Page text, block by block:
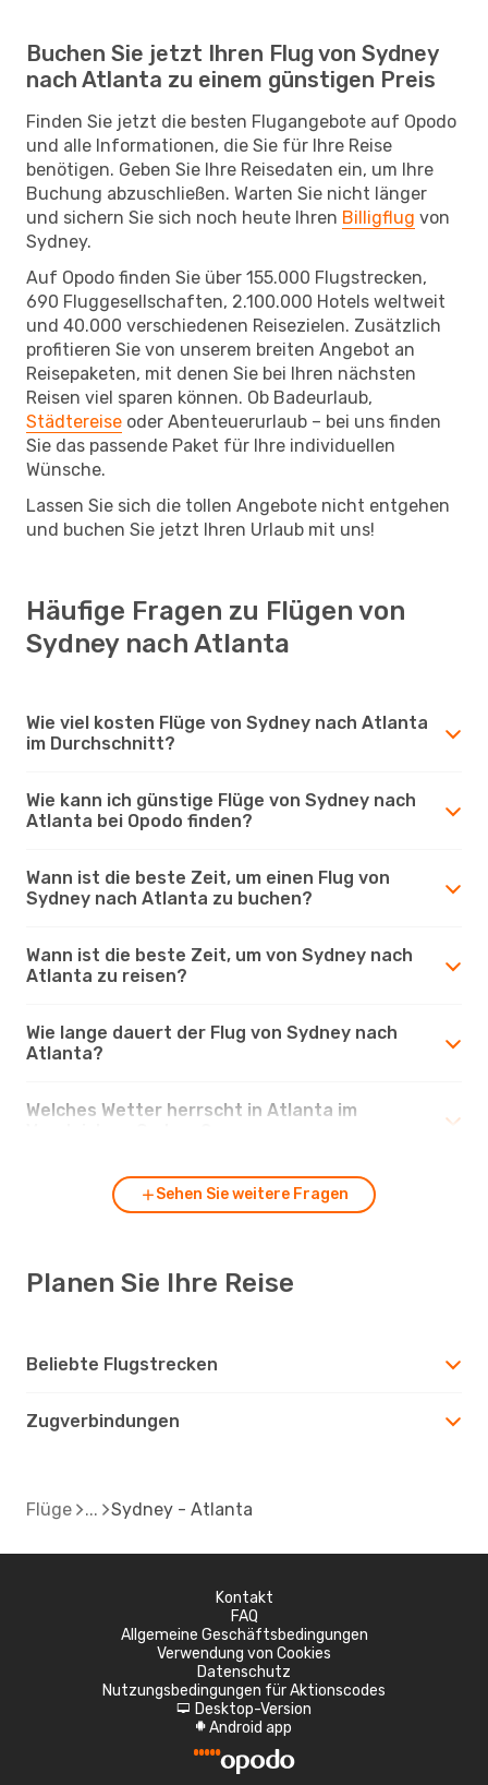
Buchen Sie jetzt Ihren Flug von Sydney
nach Atlanta zu einem günstigen Preis
Finden Sie jetzt die besten Flugangebote auf Opodo
und alle Informationen, die Sie für Ihre Reise
benötigen. Geben Sie Ihre Reisedaten ein, um Ihre
Buchung abzuschließen. Warten Sie nicht länger
und sichern Sie sich noch heute Ihren Billigflug von
Sydney.
Auf Opodo finden Sie über 155.000 Flugstrecken,
690 Fluggesellschaften, 2.100.000 Hotels weltweit
und 40.000 verschiedenen Reisezielen. Zusätzlich
profitieren Sie von unserem breiten Angebot an
Reisepaketen, mit denen Sie bei Ihren nächsten
Reisen viel sparen können. Ob Badeurlaub,
Städtereise oder Abenteuerurlaub – bei uns finden
Sie das passende Paket für Ihre individuellen
Wünsche.
Lassen Sie sich die tollen Angebote nicht entgehen
und buchen Sie jetzt Ihren Urlaub mit uns!
Häufige Fragen zu Flügen von
Sydney nach Atlanta
Wie viel kosten Flüge von Sydney nach Atlanta
im Durchschnitt?
Wie kann ich günstige Flüge von Sydney nach
Atlanta bei Opodo finden?
Wann ist die beste Zeit, um einen Flug von
Sydney nach Atlanta zu buchen?
Wann ist die beste Zeit, um von Sydney nach
Atlanta zu reisen?
Wie lange dauert der Flug von Sydney nach
Atlanta?
Welches Wetter herrscht in Atlanta im
Sehen Sie weitere Fragen
Planen Sie Ihre Reise
Beliebte Flugstrecken
Zugverbindungen
Flüge Sydney - Atlanta
Kontakt
FAQ
Allgemeine Geschäftsbedingungen
Verwendung von Cookies
Datenschutz
Nutzungsbedingungen für Aktionscodes
d Desktop-Version
A Android app